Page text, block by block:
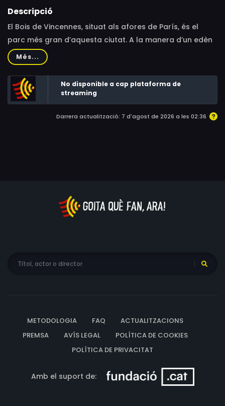
Descripció
El Bois de Vincennes, situat als afores de París, és el
parc més gran d’aquesta ciutat. A la manera d’un edèn
perdut a l’abast de tothom, acull amb els braços oberts
qualsevol que cerqui refugi o soledat.
Més...
No disponible a cap plataforma de
streaming
Darrera actualització: 7 d'agost de 2026 a les 02:36
METODOLOGIA FAQ
ACTUALITZACIONS
PREMSA
AVÍS LEGAL
POLÍTICA DE COOKIES
POLÍTICA DE PRIVACITAT
Amb el suport de: